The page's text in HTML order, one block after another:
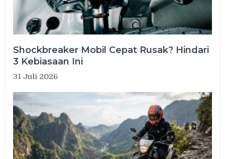
Shockbreaker Mobil Cepat Rusak? Hindari
3 Kebiasaan Ini
31 Juli 2026